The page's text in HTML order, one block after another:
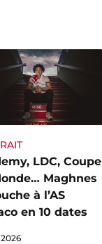
LDC, Coupe
Maghnes
à l’AS
en 10 dates